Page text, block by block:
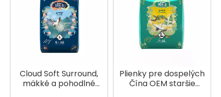
Cloud Soft Surround,
mäkké a pohodlné
Plienky pre dospelých
Čína OEM staršie